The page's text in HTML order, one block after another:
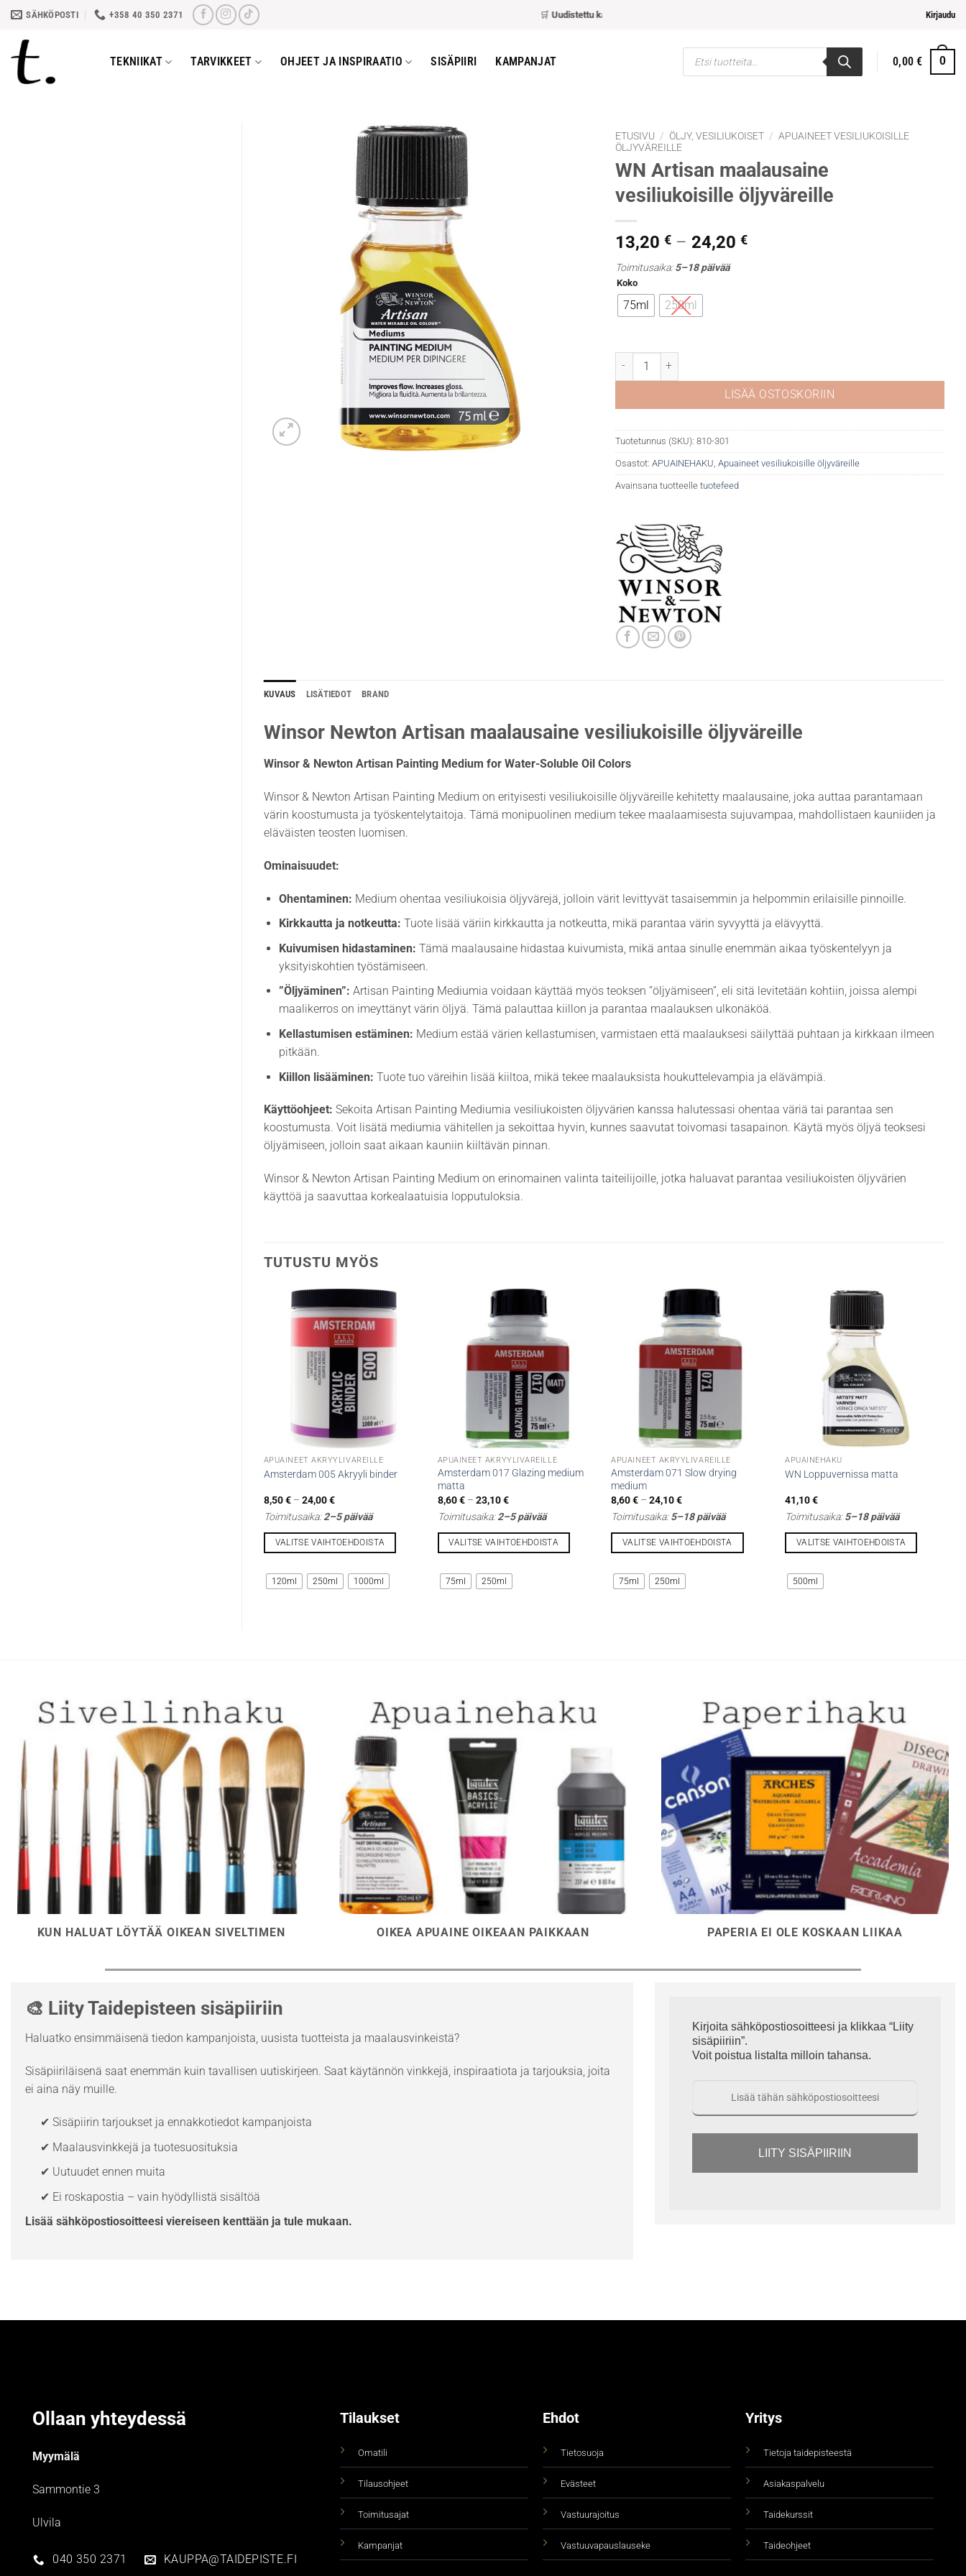
Skip
content
SÄHKÖPOSTI +358 40 350 2371 Uudistettu kassa– nopeampi ja helpompi maksaminen Kirjaudu
TEKNIIKAT TARVIKKEET OHJEET JA INSPIRAATIO SISÄPIIRI KAMPANJAT
Products
search
0,00€ 0
ETUSIVU / ÖLJY, VESILIUKOISET / APUAINEET VESILIUKOISILLE
ÖLJYVÄREILLE
WN Artisan maalausaine
vesiliukoisille öljyväreille
13,20 € – 24,20 €Hintaluokka:
Toimitusaika:5–18 päivää
Koko
75ml 250ml
WN Artisan maalausaine vesiliukoisille öljyväreille määrä
LISÄÄ OSTOSKORIIN
Tuotetunnus (SKU): 810-301
Osastot: APUAINEHAKU Apuaineet vesiliukoisille öljyväreille
Avainsana tuotteelle tuotefeed
KUVAUS LISÄTIEDOT BRAND
Winsor Newton Artisan maalausaine vesiliukoisille öljyväreille
Winsor & Newton Artisan Painting Medium for Water-Soluble Oil Colors
Winsor & Newton Artisan Painting Medium on erityisesti vesiliukoisille öljyväreille kehitetty maalausaine, joka auttaa parantamaan
värin koostumusta ja työskentelytaitoja. Tämä monipuolinen medium tekee maalaamisesta sujuvampaa, mahdollistaen kauniiden ja
eläväisten teosten luomisen.
Ominaisuudet:
Ohentaminen: Medium ohentaa vesiliukoisia öljyvärejä, jolloin värit levittyvät tasaisemmin ja helpommin erilaisille pinnoille.
Kirkkautta ja notkeutta: Tuote lisää väriin kirkkautta ja notkeutta, mikä parantaa värin syvyyttä ja elävyyttä.
Kuivumisen hidastaminen: Tämä maalausaine hidastaa kuivumista, mikä antaa sinulle enemmän aikaa työskentelyyn ja
yksityiskohtien työstämiseen.
”Öljyäminen”: Artisan Painting Mediumia voidaan käyttää myös teoksen ”öljyämiseen”, eli sitä levitetään kohtiin, joissa alempi
maalikerros on imeyttänyt värin öljyä. Tämä palauttaa kiillon ja parantaa maalauksen ulkonäköä.
Kellastumisen estäminen: Medium estää värien kellastumisen, varmistaen että maalauksesi säilyttää puhtaan ja kirkkaan ilmeen
pitkään.
Kiillon lisääminen: Tuote tuo väreihin lisää kiiltoa, mikä tekee maalauksista houkuttelevampia ja elävämpiä.
Käyttöohjeet: Sekoita Artisan Painting Mediumia vesiliukoisten öljyvärien kanssa halutessasi ohentaa väriä tai parantaa sen
koostumusta. Voit lisätä mediumia vähitellen ja sekoittaa hyvin, kunnes saavutat toivomasi tasapainon. Käytä myös öljyä teoksesi
öljyämiseen, jolloin saat aikaan kauniin kiiltävän pinnan.
Winsor & Newton Artisan Painting Medium on erinomainen valinta taiteilijoille, jotka haluavat parantaa vesiliukoisten öljyvärien
käyttöä ja saavuttaa korkealaatuisia lopputuloksia.
TUTUSTU MYÖS
APUAINEET AKRYYLIVÄREILLE
Amsterdam 005 Akryyli binder
8,50€ – 24,00€Hintaluokka:
8,50 €
-
24,00 €
Toimitusaika:2–5 päivää
VALITSE VAIHTOEHDOISTA
tuotteella
sivulla.
120ml 250ml 1000ml
APUAINEET AKRYYLIVÄREILLE
Amsterdam 017 Glazing medium
matta
8,60€ – 23,10€Hintaluokka:
8,60 €
-
23,10 €
Toimitusaika:2–5 päivää
VALITSE VAIHTOEHDOISTA
tuotteella
sivulla.
75ml 250ml
APUAINEET AKRYYLIVÄREILLE
Amsterdam 071 Slow drying
medium
8,60€ – 24,10€Hintaluokka:
-
24,10 €
Toimitusaika:5–18 päivää
VALITSE VAIHTOEHDOISTA
tuotteella
75ml 250ml
APUAINEHAKU
WN Loppuvernissa matta
41,10€
Toimitusaika:5–18 päivää
VALITSE VAIHTOEHDOISTA
tuotteella
sivulla.
500ml
KUN HALUAT LÖYTÄÄ OIKEAN SIVELTIMEN OIKEA APUAINE OIKEAAN PAIKKAAN PAPERIA EI OLE KOSKAAN LIIKAA
🎨 Liity Taidepisteen sisäpiiriin
Haluatko ensimmäisenä tiedon kampanjoista, uusista tuotteista ja maalausvinkeistä?
Sisäpiiriläisenä saat enemmän kuin tavallisen uutiskirjeen. Saat käytännön vinkkejä, inspiraatiota ja tarjouksia, joita
ei aina näy muille.
✔ Sisäpiirin tarjoukset ja ennakkotiedot kampanjoista
✔ Maalausvinkkejä ja tuotesuosituksia
✔ Uutuudet ennen muita
✔ Ei roskapostia – vain hyödyllistä sisältöä
Lisää sähköpostiosoitteesi viereiseen kenttään ja tule mukaan.
Kirjoita sähköpostiosoitteesi ja klikkaa “Liity
sisäpiiriin”.
Voit poistua listalta milloin tahansa.
LIITY SISÄPIIRIIN
Ollaan yhteydessä
Myymälä
Sammontie 3
Ulvila
040 350 2371 KAUPPA@TAIDEPISTE.FI
Tilaukset
Omatili
Tilausohjeet
Toimitusajat
Kampanjat
Ehdot
Tietosuoja
Evästeet
Vastuurajoitus
Vastuuvapauslauseke
Yritys
Tietoja taidepisteestä
Asiakaspalvelu
Taidekurssit
Taideohjeet